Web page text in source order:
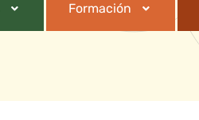
Formación